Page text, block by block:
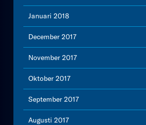
Januari 2018
December 2017
November 2017
Oktober 2017
September 2017
Augusti 2017